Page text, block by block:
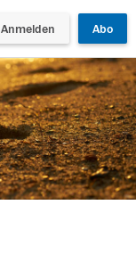
Anmelden Abo